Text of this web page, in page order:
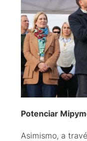
Potenciar
Asimismo, a